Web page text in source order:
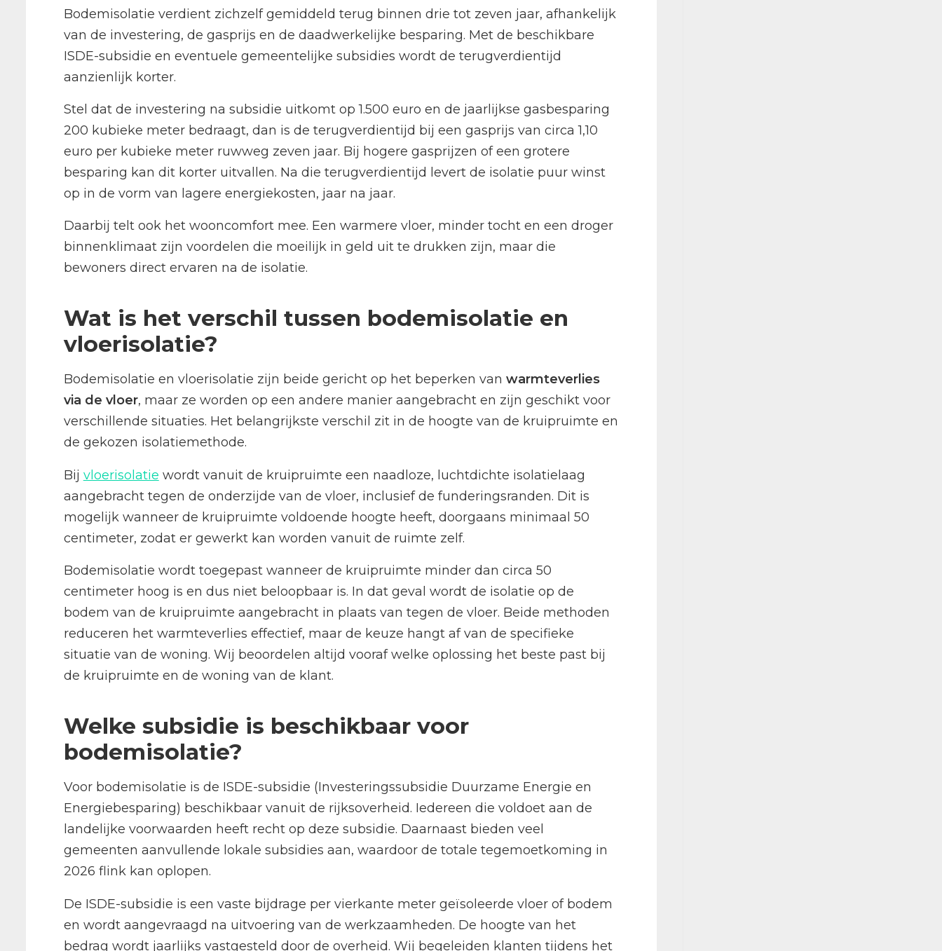
Bodemisolatie verdient zichzelf gemiddeld terug binnen drie tot zeven jaar, afhankelijk
van de investering, de gasprijs en de daadwerkelijke besparing. Met de beschikbare
ISDE-subsidie en eventuele gemeentelijke subsidies wordt de terugverdientijd
aanzienlijk korter.
Stel dat de investering na subsidie uitkomt op 1.500 euro en de jaarlijkse gasbesparing
200 kubieke meter bedraagt, dan is de terugverdientijd bij een gasprijs van circa 1,10
euro per kubieke meter ruwweg zeven jaar. Bij hogere gasprijzen of een grotere
besparing kan dit korter uitvallen. Na die terugverdientijd levert de isolatie puur winst
op in de vorm van lagere energiekosten, jaar na jaar.
Daarbij telt ook het wooncomfort mee. Een warmere vloer, minder tocht en een droger
binnenklimaat zijn voordelen die moeilijk in geld uit te drukken zijn, maar die
bewoners direct ervaren na de isolatie.
Wat is het verschil tussen bodemisolatie en
vloerisolatie?
Bodemisolatie en vloerisolatie zijn beide gericht op het beperken van warmteverlies
via de vloer, maar ze worden op een andere manier aangebracht en zijn geschikt voor
verschillende situaties. Het belangrijkste verschil zit in de hoogte van de kruipruimte en
de gekozen isolatiemethode.
Bij vloerisolatie wordt vanuit de kruipruimte een naadloze, luchtdichte isolatielaag
aangebracht tegen de onderzijde van de vloer, inclusief de funderingsranden. Dit is
mogelijk wanneer de kruipruimte voldoende hoogte heeft, doorgaans minimaal 50
centimeter, zodat er gewerkt kan worden vanuit de ruimte zelf.
Bodemisolatie wordt toegepast wanneer de kruipruimte minder dan circa 50
centimeter hoog is en dus niet beloopbaar is. In dat geval wordt de isolatie op de
bodem van de kruipruimte aangebracht in plaats van tegen de vloer. Beide methoden
reduceren het warmteverlies effectief, maar de keuze hangt af van de specifieke
situatie van de woning. Wij beoordelen altijd vooraf welke oplossing het beste past bij
de kruipruimte en de woning van de klant.
Welke subsidie is beschikbaar voor
bodemisolatie?
Voor bodemisolatie is de ISDE-subsidie (Investeringssubsidie Duurzame Energie en
Energiebesparing) beschikbaar vanuit de rijksoverheid. Iedereen die voldoet aan de
landelijke voorwaarden heeft recht op deze subsidie. Daarnaast bieden veel
gemeenten aanvullende lokale subsidies aan, waardoor de totale tegemoetkoming in
2026 flink kan oplopen.
De ISDE-subsidie is een vaste bijdrage per vierkante meter geïsoleerde vloer of bodem
en wordt aangevraagd na uitvoering van de werkzaamheden. De hoogte van het
bedrag wordt jaarlijks vastgesteld door de overheid. Wij begeleiden klanten tijdens het